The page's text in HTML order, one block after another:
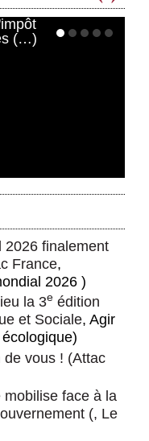
2026 finalement
France,
2026 )
la 3e édition
et Sociale, Agir
de vous ! (Attac
mobilise face à la
(, Le